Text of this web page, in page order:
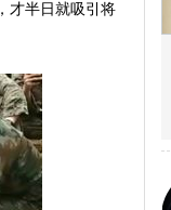
才半日就吸引将